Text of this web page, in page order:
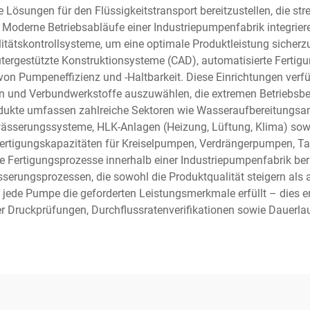
für den Flüssigkeitstransport bereitzustellen, die
Betriebsabläufe einer Industriepumpenfabrik
um eine optimale Produktleistung
Konstruktionsysteme (CAD), automatisierte
Pumpeneffizienz und -Haltbarkeit. Diese Einrichtungen
Verbundwerkstoffe auszuwählen, die extremen
umfassen zahlreiche Sektoren wie
HLK-Anlagen (Heizung, Lüftung, Klima)
für Kreiselpumpen, Verdrängerpumpen,
innerhalb einer Industriepumpenfabrik
die sowohl die Produktqualität steigern als
Pumpe die geforderten Leistungsmerkmale erfüllt – dies
Druckprüfungen, Durchflussratenverifikationen sowie